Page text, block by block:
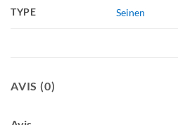
TYPE Seinen
AVIS (0)